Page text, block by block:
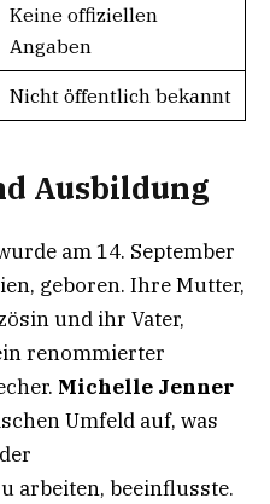
Keine offiziellen
Angaben
Nicht öffentlich bekannt
Ausbildung
am 14. September
geboren. Ihre Mutter,
und ihr Vater,
renommierter
Michelle Jenner
Umfeld auf, was
arbeiten, beeinflusste.